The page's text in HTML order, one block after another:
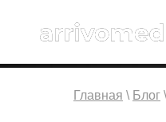
Главная \ Блог \